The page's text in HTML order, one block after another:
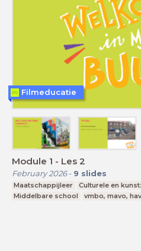
Module 1 - Les 2
February 2026- 9 slides
Maatschappijleer
Culturele en
Middelbare school
vmbo, mavo,
Filmeducatie